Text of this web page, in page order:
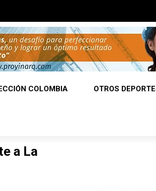
COLOMBIA OTROS
a La